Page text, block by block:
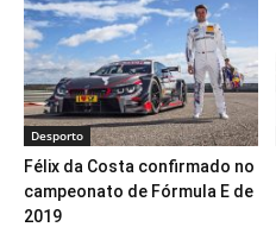
Desporto
Félix da Costa confirmado no
campeonato de Fórmula E de
2019